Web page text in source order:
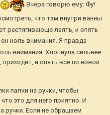
Вчера говорю ему: Фу!
что там внутри ванны
растягивающе лаять, и опять
он ноль внимания. Я правда
внимания. Хлопнула сильнее
и опять всё по новой
палки на ручки, чтобы
это для него приятно. И
ручки. Если не обращаем